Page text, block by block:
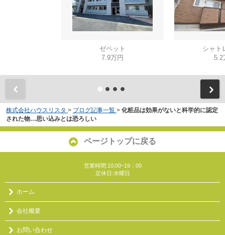
ゼペット
7.9万円
シャト
5.2
株式会社ハウスリスタ > ブログ記事一覧 > 化粧品は効果がないと科学的に認定
された物…思い込みとは恐ろしい
ページトップに戻る
営業時間:10:00~19：00
定休日:水曜日
ホーム
会社概要
お問い合わせ